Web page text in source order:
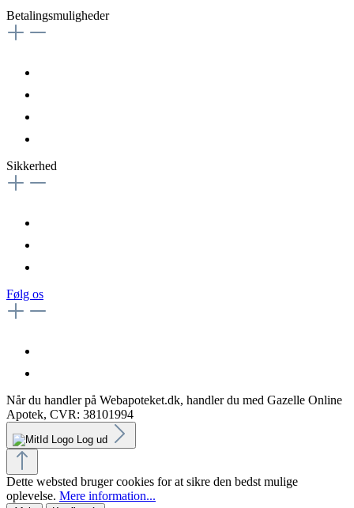
Betalingsmuligheder
Sikkerhed
Følg os
Når du handler på Webapoteket.dk, handler du med Gazelle Online
Apotek, CVR: 38101994
Log ud
Dette websted bruger cookies for at sikre den bedst mulige
oplevelse. Mere information...